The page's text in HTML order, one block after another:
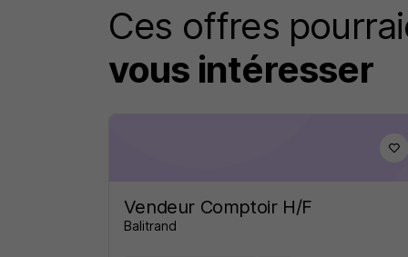
Ces offres
vous intéresser
Vendeur Comptoir H/F
Balitrand